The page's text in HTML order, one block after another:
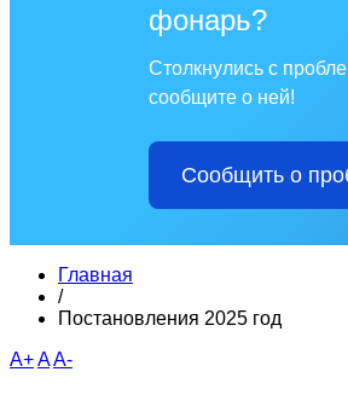
фонарь?
Столкнулись с
сообщите о ней!
Сообщить о
Главная
/
Постановления 2025 год
A+AA-